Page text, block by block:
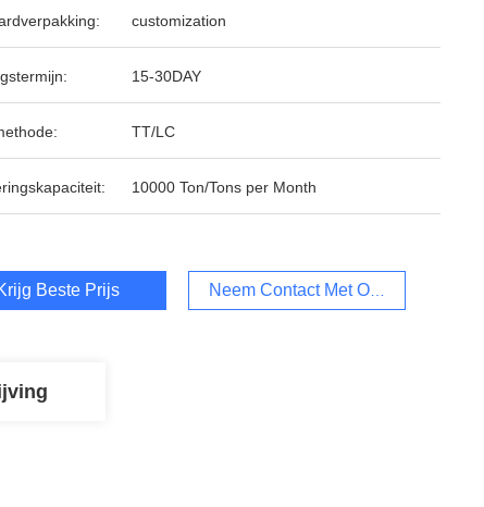
customization
15-30DAY
TT/LC
10000 Ton/Tons per Month
Beste Prijs Neem Contact Met Ons Op